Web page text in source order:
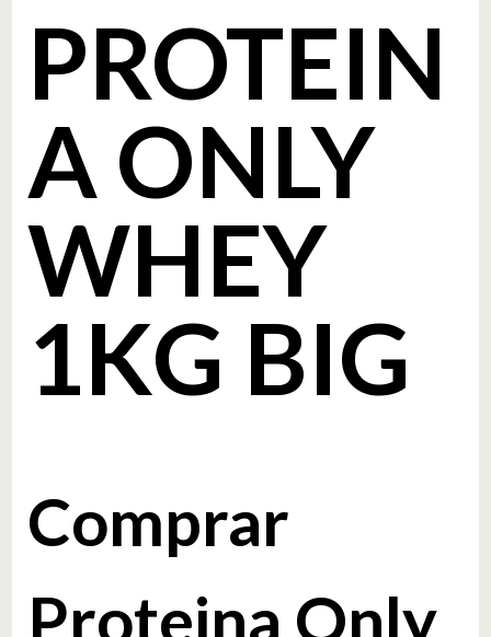
PROTEIN
A ONLY
WHEY
1KG BIG
Comprar
Proteina Only